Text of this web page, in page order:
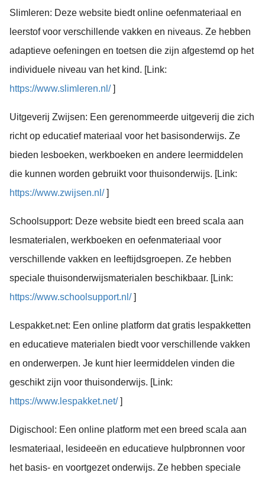
Slimleren: Deze website biedt online oefenmateriaal en
leerstof voor verschillende vakken en niveaus. Ze hebben
adaptieve oefeningen en toetsen die zijn afgestemd op het
individuele niveau van het kind. [Link:
https://www.slimleren.nl/]
Uitgeverij Zwijsen: Een gerenommeerde uitgeverij die zich
richt op educatief materiaal voor het basisonderwijs. Ze
bieden lesboeken, werkboeken en andere leermiddelen
die kunnen worden gebruikt voor thuisonderwijs. [Link:
https://www.zwijsen.nl/]
Schoolsupport: Deze website biedt een breed scala aan
lesmaterialen, werkboeken en oefenmateriaal voor
verschillende vakken en leeftijdsgroepen. Ze hebben
speciale thuisonderwijsmaterialen beschikbaar. [Link:
https://www.schoolsupport.nl/]
Lespakket.net: Een online platform dat gratis lespakketten
en educatieve materialen biedt voor verschillende vakken
en onderwerpen. Je kunt hier leermiddelen vinden die
geschikt zijn voor thuisonderwijs. [Link:
https://www.lespakket.net/]
Digischool: Een online platform met een breed scala aan
lesmateriaal, lesideeën en educatieve hulpbronnen voor
het basis- en voortgezet onderwijs. Ze hebben speciale